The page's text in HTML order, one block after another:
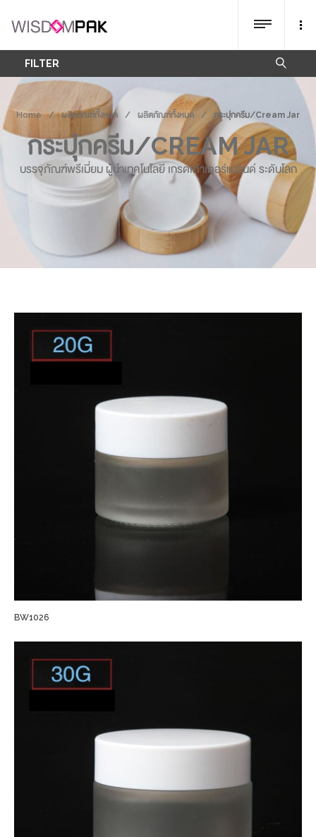
Home / ผลิตภัณฑ์ทั้งหมด / ผลิตภัณฑ์ทั้งหมด / กระปุกครีม/Cream Jar
กระปุกครีม/CREAM JAR
บรรจุภัณฑ์พรีเมี่ยม ผู้นำเทคโนโลยี เกรดเค้าเตอร์แบรนด์ ระดับโลก
FILTER
BW1026